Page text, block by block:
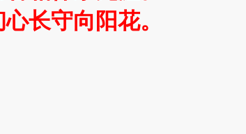
长守向阳花。